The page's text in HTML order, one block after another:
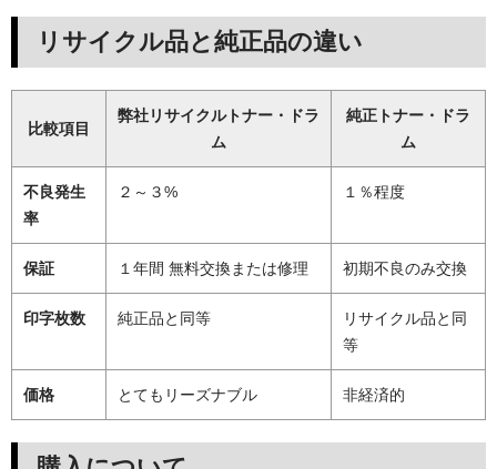
リサイクル品と純正品の違い
比較項目
弊社リサイクルトナー・ドラ
ム
純正トナー・ドラ
ム
不良発生
率
２～３% １％程度
保証 １年間 無料交換または修理 初期不良のみ交換
印字枚数 純正品と同等
リサイクル品と同
等
価格 とてもリーズナブル 非経済的